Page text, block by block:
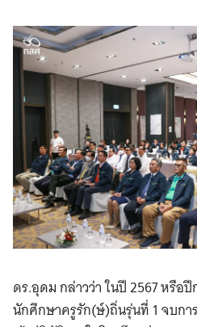
ดร.อุดม กล่าวว่า ในปี 2567 หรือ
นักศึกษาครูรัก(ษ์)ถิ่นรุ่นที่ 1 จบกา